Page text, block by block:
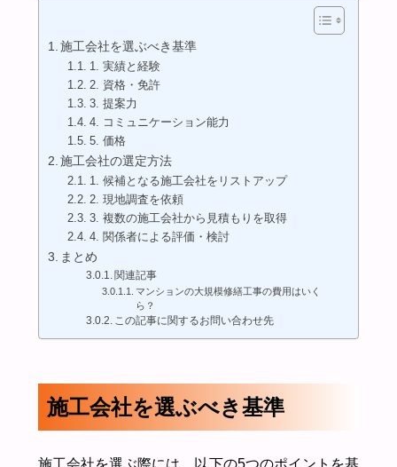
施工会社を選ぶべき基準
1. 実績と経験
2. 資格・免許
3. 提案力
4. コミュニケーション能力
5. 価格
施工会社の選定方法
1. 候補となる施工会社をリストアップ
2. 現地調査を依頼
3. 複数の施工会社から見積もりを取得
4. 関係者による評価・検討
まとめ
関連記事
マンションの大規模修繕工事の費用はいく
ら？
この記事に関するお問い合わせ先
施工会社を選ぶべき基準